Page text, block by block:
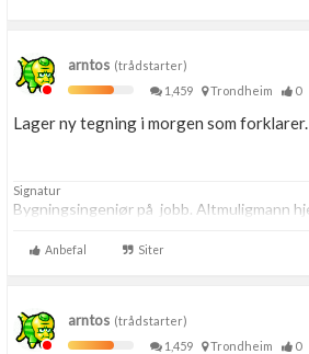
arntos (trådstarter)
1,459
Trondheim 0
Lager ny tegning i morgen som forklarer.
Signatur
Bygningsingeniør på jobb. Altmuligmann
Anbefal Siter
arntos (trådstarter)
1,459
Trondheim 0